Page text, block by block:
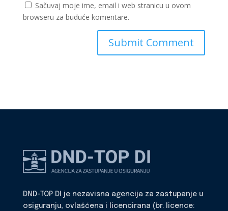
Sačuvaj moje ime, email i web stranicu u ovom
browseru za buduće komentare.
DND-TOP DI je nezavisna agencija za zastupanje u
osiguranju, ovlašćena i licencirana (br. licence: